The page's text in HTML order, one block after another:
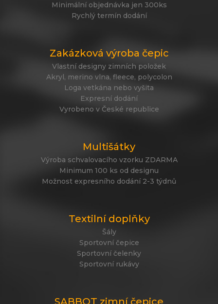
Minimální objednávka jen 300ks
Rychlý termín dodání
Zakázková výroba čepic
Vlastní designy zimních položek
Akryl, merino vlna, fleece, polycolon
Loga vetkána nebo vyšita
Expresní dodání
Vyrobeno v České republice
Multišátky
Výroba schvalovacího vzorku ZDARMA
Minimum 100 ks od designu
Možnost expresního dodání 2-3 týdnů
Textilní doplňky
Šály
Sportovní čepice
Sportovní čelenky
Sportovní rukávy